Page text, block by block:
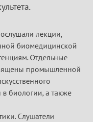
лекции,
биомедицинской
Отдельные
промышленной
биологии, а также
Слушатели